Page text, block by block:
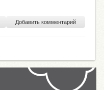
Добавить комментарий